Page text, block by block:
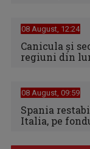
08 August, 12:24
Canicula şi
regiuni din
08 August, 09:59
Spania
Italia, pe